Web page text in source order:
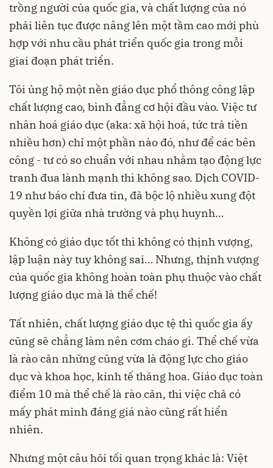
trồng người của quốc gia, và chất lượng của nó
phải liên tục được nâng lên một tầm cao mới phù
hợp với nhu cầu phát triển quốc gia trong mỗi
giai đoạn phát triển.
Tôi ủng hộ một nền giáo dục phổ thông công lập
chất lượng cao, bình đẳng cơ hội đầu vào. Việc tư
nhân hoá giáo dục (aka: xã hội hoá, tức trả tiền
nhiều hơn) chỉ một phần nào đó, như để các bên
công - tư có so chuẩn với nhau nhằm tạo động lực
tranh đua lành mạnh thì không sao. Dịch COVID-
19 như báo chí đưa tin, đã bộc lộ nhiều xung đột
quyền lợi giữa nhà trường và phụ huynh…
Không có giáo dục tốt thì không có thịnh vượng,
lập luận này tuy không sai… Nhưng, thịnh vượng
của quốc gia không hoàn toàn phụ thuộc vào chất
lượng giáo dục mà là thể chế!
Tất nhiên, chất lượng giáo dục tệ thì quốc gia ấy
cũng sẽ chẳng làm nên cơm cháo gì. Thể chế vừa
là rào cản những cũng vừa là động lực cho giáo
dục và khoa học, kinh tế thăng hoa. Giáo dục toàn
điểm 10 mà thể chế là rào cản, thì việc chả có
mấy phát minh đáng giá nào cũng rất hiển
nhiên.
Nhưng một câu hỏi tối quan trọng khác là: Việt